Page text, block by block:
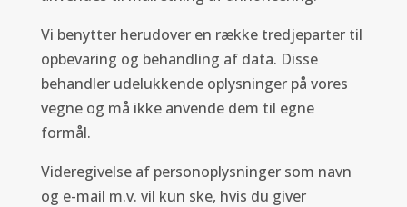
Vi benytter herudover en række tredjeparter til
opbevaring og behandling af data. Disse
behandler udelukkende oplysninger på vores
vegne og må ikke anvende dem til egne
formål.
Videregivelse af personoplysninger som navn
og e-mail m.v. vil kun ske, hvis du giver